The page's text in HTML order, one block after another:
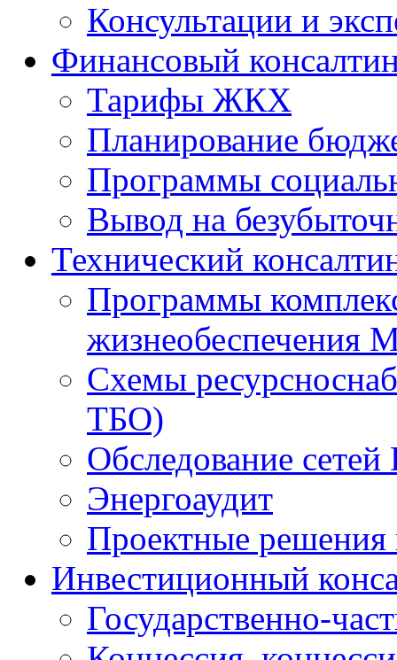
Консультации и
Финансовый
Тарифы ЖКХ
Планирование
Программы
Вывод на
Технический
Программы
жизнеобеспечения
Схемы
ТБО)
Обследование
Энергоаудит
Проектные решения
Инвестиционный
Государственно-